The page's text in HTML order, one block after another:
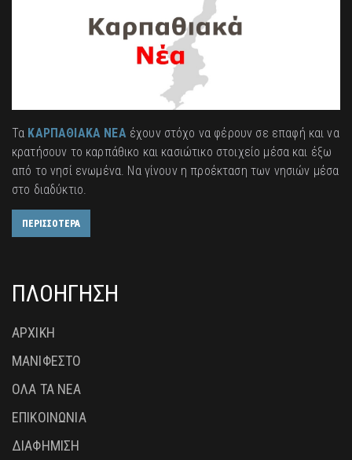
Τα ΚΑΡΠΑΘΙΑΚΑ ΝΕΑέχουν στόχο να φέρουν σε επαφή και να
κρατήσουν το καρπάθικο και κασιώτικο στοιχείο μέσα και έξω
από το νησί ενωμένα. Να γίνουν η προέκταση των νησιών μέσα
στο διαδύκτιο.
ΠΕΡΙΣΣΟΤΕΡΑ
ΠΛΟΗΓΗΣΗ
ΑΡΧΙΚΗ
ΜΑΝΙΦΕΣΤΟ
ΟΛΑ ΤΑ ΝΕΑ
ΕΠΙΚΟΙΝΩΝΙΑ
ΔΙΑΦΗΜΙΣΗ